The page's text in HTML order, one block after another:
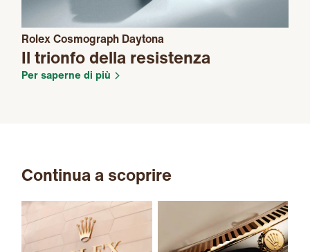
Rolex Cosmograph Daytona
Il trionfo della resistenza
Per saperne di più
Continua a scoprire